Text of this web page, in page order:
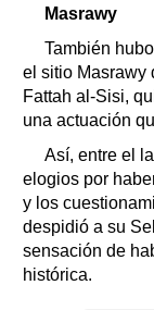
Masrawy
También
el sitio Masrawy
Fattah al-Sisi,
una actuación
Así, entre el
elogios por
y los
despidió a su
sensación de
histórica.